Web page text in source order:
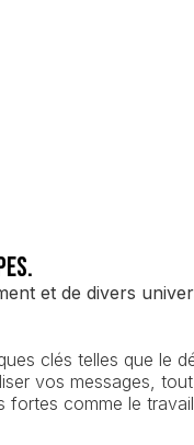
et de divers
clés telles que le
vos messages,
comme le